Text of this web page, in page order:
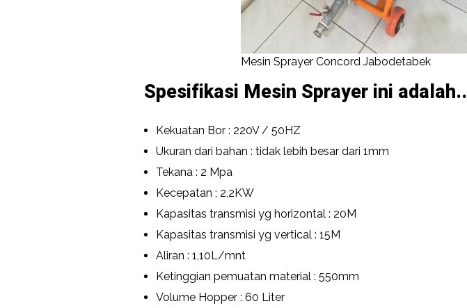
Mesin Sprayer Concord Jabodetabek
Spesifikasi Mesin Sprayer ini adalah..
Kekuatan Bor : 220V / 50HZ
Ukuran dari bahan : tidak lebih besar dari 1mm
Tekana : 2 Mpa
Kecepatan ; 2,2KW
Kapasitas transmisi yg horizontal : 20M
Kapasitas transmisi yg vertical : 15M
Aliran : 1,10L/mnt
Ketinggian pemuatan material : 550mm
Volume Hopper : 60 Liter